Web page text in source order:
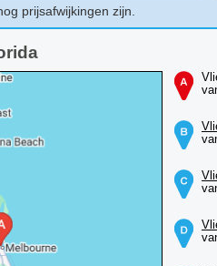
prijsafwijkingen zijn.